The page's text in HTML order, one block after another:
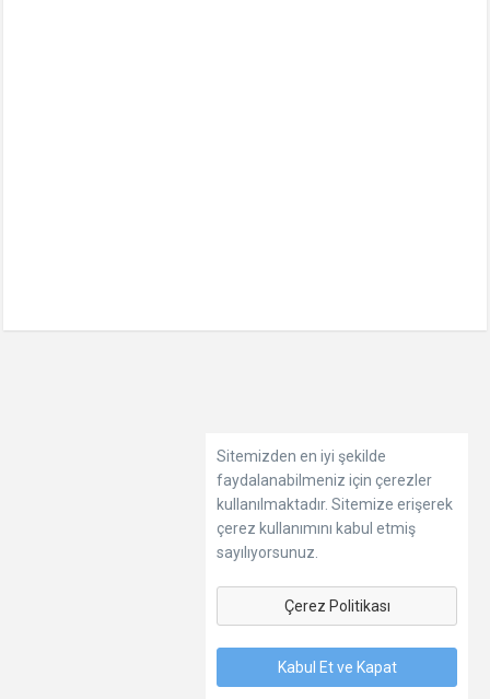
Sitemizden en iyi şekilde
faydalanabilmeniz için çerezler
kullanılmaktadır. Sitemize erişerek
çerez kullanımını kabul etmiş
sayılıyorsunuz.
Çerez Politikası
Kabul Et ve Kapat